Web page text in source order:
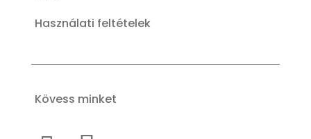
Használati feltételek
Kövess minket